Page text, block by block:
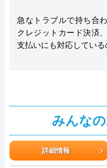
急なトラブルで持ち合
クレジットカード決済
支払いにも対応している
みんな
詳細情報